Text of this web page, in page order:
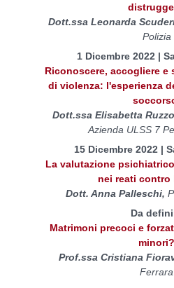
Dott.ssa Leonarda
Polizia
1 Dicembre 2022 |
Riconoscere, accogliere e
di violenza: l'esperienza
Dott.ssa Elisabetta
Azienda ULSS 7
15 Dicembre 2022 |
La valutazione
nei reati contro
Dott. Anna Palleschi,
Da
Matrimoni precoci e
minori?
Prof.ssa Cristiana
Ferrara